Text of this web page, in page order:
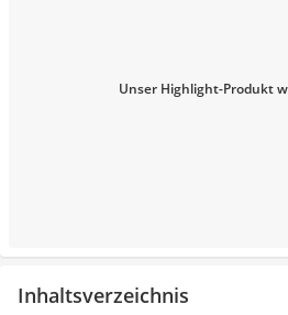
Unser Highlight-Produkt
Inhaltsverzeichnis